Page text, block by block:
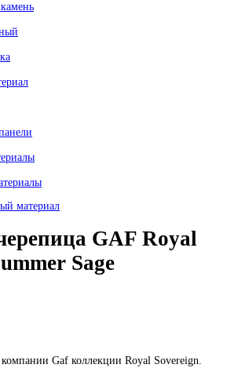
материал
GAF Royal
Sage
Gaf коллекции Royal Sovereign.